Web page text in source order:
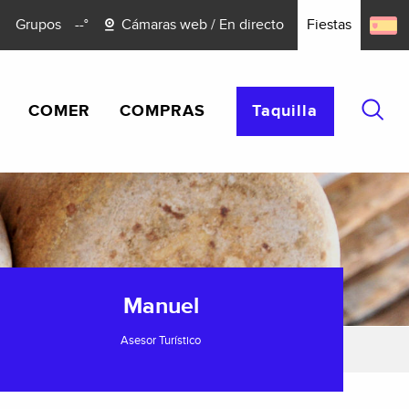
Grupos --° Cámaras web / En directo Fiestas
COMER COMPRAS Taquilla
Manuel
Asesor Turístico